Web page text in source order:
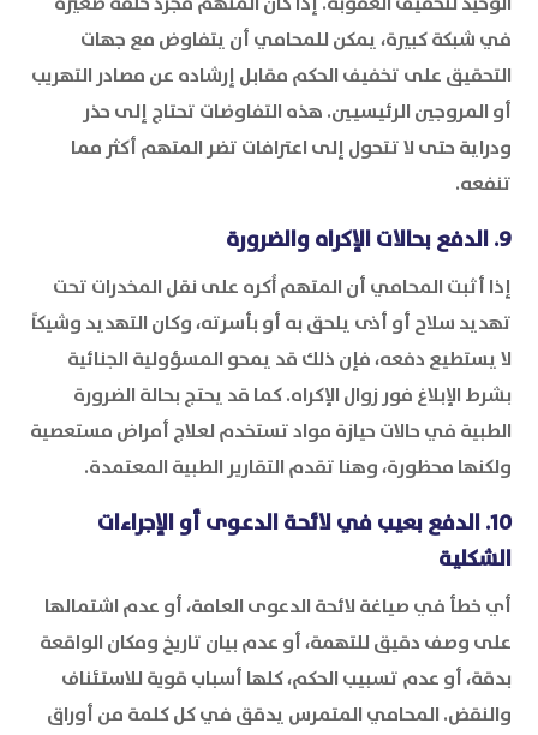
في شبكة كبيرة، يمكن للمحامي أن يتفاوض مع جهات
التحقيق على تخفيف الحكم مقابل إرشاده عن مصادر التهريب
أو المروجين الرئيسيين. هذه التفاوضات تحتاج إلى حذر
ودراية حتى لا تتحول إلى اعترافات تضر المتهم أكثر مما
تنفعه.
9. الدفع بحالات الإكراه والضرورة
إذا أثبت المحامي أن المتهم أُكره على نقل المخدرات تحت
تهديد سلاح أو أذى يلحق به أو بأسرته، وكان التهديد وشيكاً
لا يستطيع دفعه، فإن ذلك قد يمحو المسؤولية الجنائية
بشرط الإبلاغ فور زوال الإكراه. كما قد يحتج بحالة الضرورة
الطبية في حالات حيازة مواد تستخدم لعلاج أمراض مستعصية
ولكنها محظورة، وهنا تقدم التقارير الطبية المعتمدة.
10. الدفع بعيب في لائحة الدعوى أو الإجراءات
الشكلية
أي خطأ في صياغة لائحة الدعوى العامة، أو عدم اشتمالها
على وصف دقيق للتهمة، أو عدم بيان تاريخ ومكان الواقعة
بدقة، أو عدم تسبيب الحكم، كلها أسباب قوية للاستئناف
والنقض. المحامي المتمرس يدقق في كل كلمة من أوراق